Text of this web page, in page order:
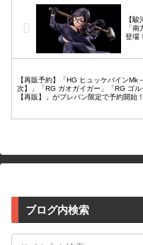
【
「
登場！
【再販予約】「HG ヒュッケバインMk
次】」「RG ガオガイガー」「RG ゴ
【再販】」がプレバン限定で予約開始！
ブログ内検索